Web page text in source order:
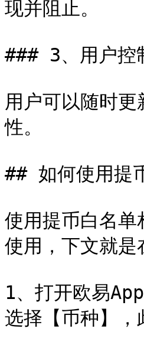
现并阻止。
### 3、用户控
用户可以随时
性。
## 如何使用提
使用提币白名单
使用，下文就是
1、打开欧易
选择【币种】，